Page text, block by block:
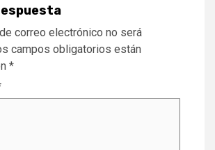
correo electrónico no será
campos obligatorios están
*